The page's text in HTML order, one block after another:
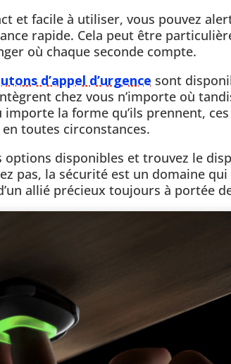
et facile à utiliser, vous pouvez
rapide. Cela peut être
où chaque seconde compte.
d’appel d’urgence sont
chez vous n’importe où
la forme qu’ils prennent,
toutes circonstances.
options disponibles et trouvez le
pas, la sécurité est un domaine qui
allié précieux toujours à portée